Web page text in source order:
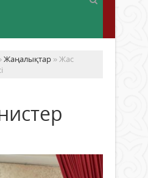
Жаңалықтар » Жас